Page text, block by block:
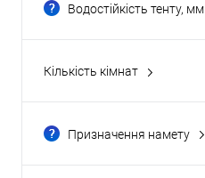
Водостійкість тенту, мм
3000 мм
Кількість кімнат
Призначення намету